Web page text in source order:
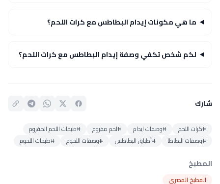
ما هي مكونات إيدام البطاطس مع كرات اللحم؟
لكم شخص تكفي وصفة إيدام البطاطس مع كرات اللحم؟
شارك
#كرات اللحم #وصفات ايدام #لحم مفروم
#طبخات اللحم المفروم
#وصفات البطاطا
#أطباق البطاطس #وصفات اللحوم #طبخات اللحوم
المطبخ
المطبخ المصري